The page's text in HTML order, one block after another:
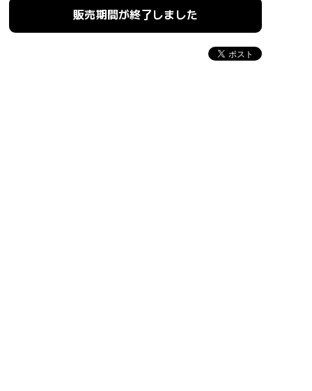
販売期間が終了しました